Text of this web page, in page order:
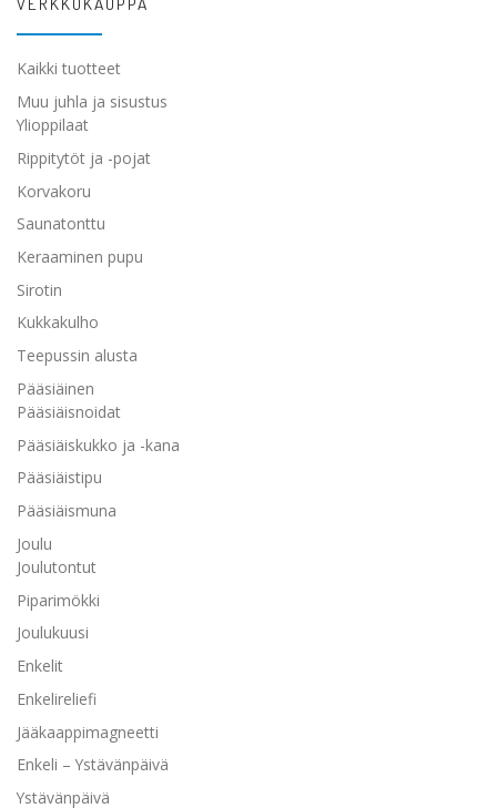
Kaikki tuotteet
Muu juhla ja sisustus
Ylioppilaat
Rippitytöt ja -pojat
Korvakoru
Saunatonttu
Keraaminen pupu
Sirotin
Kukkakulho
Teepussin alusta
Pääsiäinen
Pääsiäisnoidat
Pääsiäiskukko ja -kana
Pääsiäistipu
Pääsiäismuna
Joulu
Joulutontut
Piparimökki
Joulukuusi
Enkelit
Enkelireliefi
Jääkaappimagneetti
Enkeli – Ystävänpäivä
Ystävänpäivä